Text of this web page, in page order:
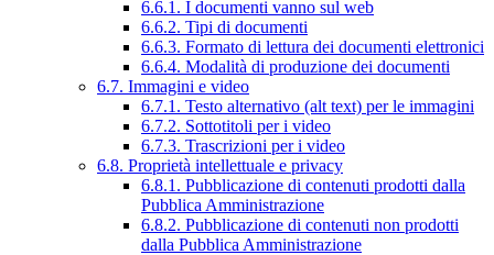
6.6.1. I documenti vanno sul web
6.6.2. Tipi di documenti
6.6.3. Formato di lettura dei documenti elettronici
6.6.4. Modalità di produzione dei documenti
6.7. Immagini e video
6.7.1. Testo alternativo (alt text) per le immagini
6.7.2. Sottotitoli per i video
6.7.3. Trascrizioni per i video
6.8. Proprietà intellettuale e privacy
6.8.1. Pubblicazione di contenuti prodotti dalla
Pubblica Amministrazione
6.8.2. Pubblicazione di contenuti non prodotti
dalla Pubblica Amministrazione